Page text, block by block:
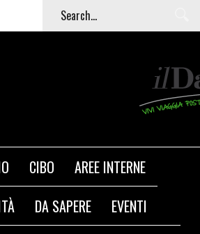
CIBO
AREE INTERNE
DA SAPERE
EVENTI